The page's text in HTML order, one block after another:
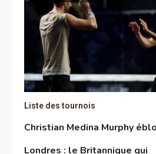
Liste des tournois
Christian Medina Murphy
Londres : le Britannique qui